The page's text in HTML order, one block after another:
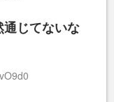
じてないな